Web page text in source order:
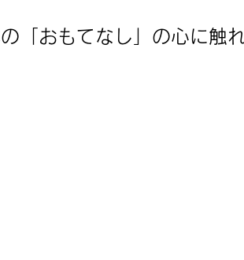
「おもてなし」の心に触